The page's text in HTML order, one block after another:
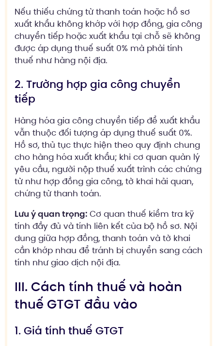
Nếu thiếu chứng từ thanh toán hoặc hồ sơ
xuất khẩu không khớp với hợp đồng, gia công
chuyển tiếp hoặc xuất khẩu tại chỗ sẽ không
được áp dụng thuế suất 0% mà phải tính
thuế như hàng nội địa.
2. Trường hợp gia công chuyển
tiếp
Hàng hóa gia công chuyển tiếp để xuất khẩu
vẫn thuộc đối tượng áp dụng thuế suất 0%.
Hồ sơ, thủ tục thực hiện theo quy định chung
cho hàng hóa xuất khẩu; khi cơ quan quản lý
yêu cầu, người nộp thuế xuất trình các chứng
từ như hợp đồng gia công, tờ khai hải quan,
chứng từ thanh toán.
Lưu ý quan trọng: Cơ quan thuế kiểm tra kỹ
tính đầy đủ và tính liên kết của bộ hồ sơ. Nội
dung giữa hợp đồng, thanh toán và tờ khai
cần khớp nhau để tránh bị chuyển sang cách
tính như giao dịch nội địa.
III. Cách tính thuế và hoàn
thuế GTGT đầu vào
1. Giá tính thuế GTGT